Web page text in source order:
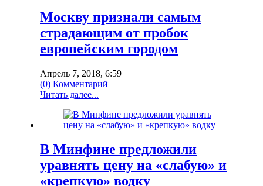
Москву признали самым
страдающим от пробок
европейским городом
Апрель 7, 2018, 6:59
(0) Комментарий
Читать далее...
В Минфине предложили
уравнять цену на «слабую» и
«крепкую» водку